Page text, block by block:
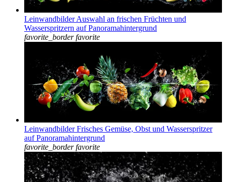
Leinwandbilder Auswahl an frischen Früchten und
Wasserspritzern auf Panoramahintergrund
favorite_border favorite
Leinwandbilder Frisches Gemüse, Obst und Wasserspritzer
auf Panoramahintergrund
favorite_border favorite